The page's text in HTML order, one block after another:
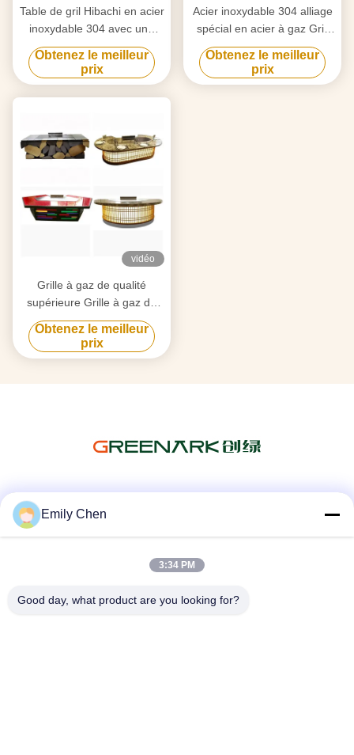
Table de gril Hibachi en acier
inoxydable 304 avec une
surface de cuisson de
500x380 mm
Obtenez le meilleur
prix
Acier inoxydable 304 alliage
spécial en acier à gaz Grill
Teppanyaki Plage de
température 50-300C 2 ans
Obtenez le meilleur
prix
vidéo
Grille à gaz de qualité
supérieure Grille à gaz de
qualité supérieure Grille à
surface plate Plage de
température 50-300C
Obtenez le meilleur
prix
Emily Chen
3:34 PM
Good day, what product are you looking for?